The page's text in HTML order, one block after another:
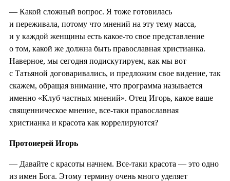
— Какой сложный вопрос. Я тоже готовилась
и переживала, потому что мнений на эту тему масса,
и у каждой женщины есть какое-то свое представление
о том, какой же должна быть православная христианка.
Наверное, мы сегодня подискутируем, как мы вот
с Татьяной договаривались, и предложим свое видение, так
скажем, обращая внимание, что программа называется
именно «Клуб частных мнений». Отец Игорь, какое ваше
священническое мнение, все-таки православная
христианка и красота как коррелируются?
Протоиерей Игорь
— Давайте с красоты начнем. Все-таки красота — это одно
из имен Бога. Этому термину очень много уделяет